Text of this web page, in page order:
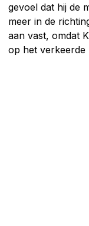
gevoel dat hij de
meer in de
aan vast, omdat
op het verkeerde